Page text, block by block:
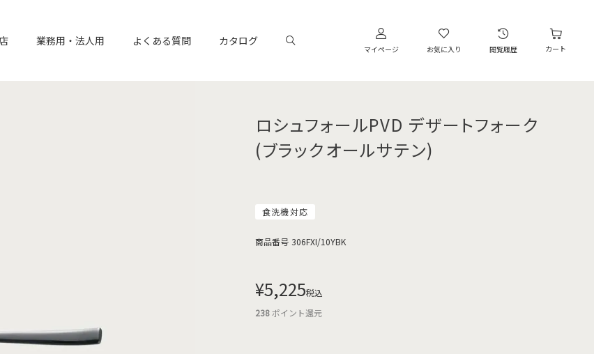
業務用・法人用 よくある質問 カタログ
マイページ お気に入り 閲覧履歴 カート
ロシュフォールPVD デザートフォーク
(ブラックオールサテン)
食洗機対応
商品番号 306FXI/10YBK
¥5,225税込
238ポイント還元